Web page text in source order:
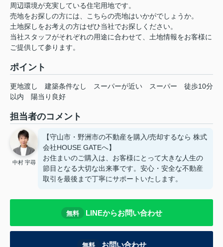
周辺環境が充実している住宅用地です。
売地をお探しの方には、こちらの売地はいかがでしょうか。
土地探しをお考えの方はぜひ当社でお探しください。
当社スタッフがそれぞれの用途に合わせて、土地情報をお客様に
ご提供して参ります。
ポイント
更地渡し 建築条件なし スーパーが近い スーパー
徒歩10分
以内
陽当り良好
担当者のコメント
中村 宇尋
【守山市・野洲市の不動産を購入/売却するなら 株式
会社HOUSE GATEへ】
お住まいのご購入は、お客様にとって大きな人生の
節目となる大切な出来事です。安心・安全な不動産
取引を最後まで丁寧にサポートいたします。
無料 LINEからお問い合わせ
無料 お問い合わせ